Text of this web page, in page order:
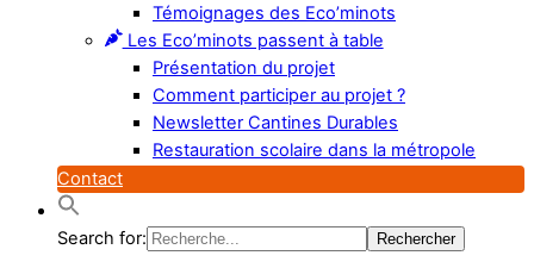
Témoignages des Eco’minots
Les Eco’minots passent à table
Présentation du projet
Comment participer au projet ?
Newsletter Cantines Durables
Restauration scolaire dans la métropole
Contact
Search for: